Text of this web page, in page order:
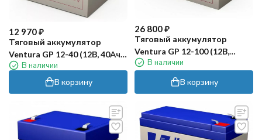
12 970₽
Тяговый аккумулятор
Ventura GP 12-40 (12В, 40Ач,
AGM)В наличии
В корзину
26 800₽
Тяговый аккумулятор
Ventura GP 12-100 (12В,
100Ач, AGM)
В наличии
В корзину